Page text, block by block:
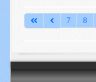
7 8